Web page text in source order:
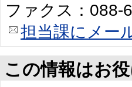
ファクス：088-
担当課にメー
この情報はお